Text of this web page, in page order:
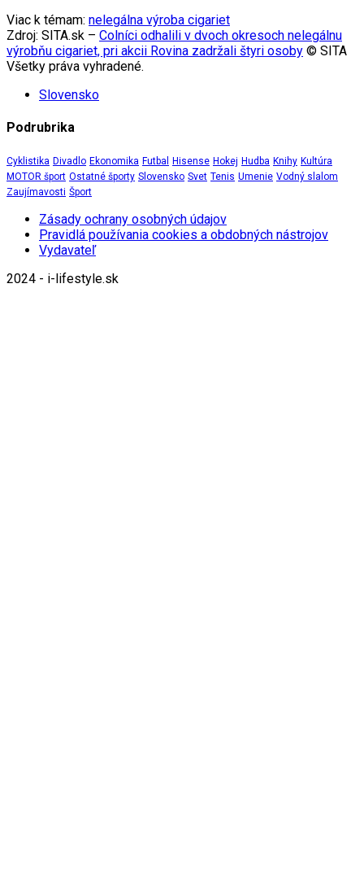
Viac k témam: nelegálna výroba cigariet
Zdroj: SITA.sk – Colníci odhalili v dvoch okresoch nelegálnu
výrobňu cigariet, pri akcii Rovina zadržali štyri osoby © SITA
Všetky práva vyhradené.
Slovensko
Podrubrika
Cyklistika Divadlo Ekonomika Futbal Hisense Hokej Hudba Knihy Kultúra
MOTOR šport Ostatné športy Slovensko Svet Tenis Umenie Vodný slalom
Zaujímavosti Šport
Zásady ochrany osobných údajov
Pravidlá používania cookies a obdobných nástrojov
Vydavateľ
2024 - i-lifestyle.sk